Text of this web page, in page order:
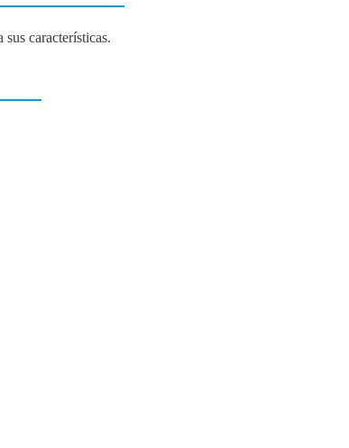
características.